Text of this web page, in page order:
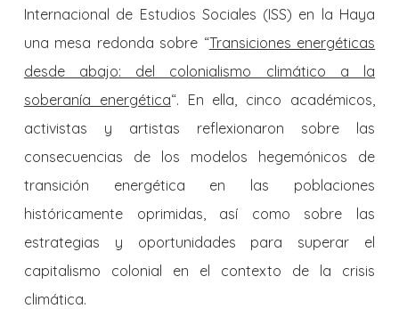
Internacional de Estudios Sociales (ISS) en la Haya
una mesa redonda sobre “Transiciones energéticas
desde abajo: del colonialismo climático a la
soberanía energética“. En ella, cinco académicos,
activistas y artistas reflexionaron sobre las
consecuencias de los modelos hegemónicos de
transición energética en las poblaciones
históricamente oprimidas, así como sobre las
estrategias y oportunidades para superar el
capitalismo colonial en el contexto de la crisis
climática.